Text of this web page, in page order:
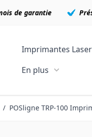
de garantie
Imprimantes Laser
En plus
/ POSligne TRP-100